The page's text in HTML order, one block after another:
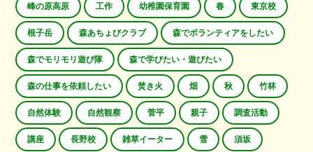
峰の原高原 工作 幼稚園保育園 春 東京校
根子岳 森あちょびクラブ 森でボランティアをしたい
森でモリモリ遊び隊 森で学びたい・遊びたい
森の仕事を依頼したい 焚き火 畑 秋 竹林
自然体験 自然観察 菅平 親子 調査活動
講座 長野校 雑草イーター 雪 須坂